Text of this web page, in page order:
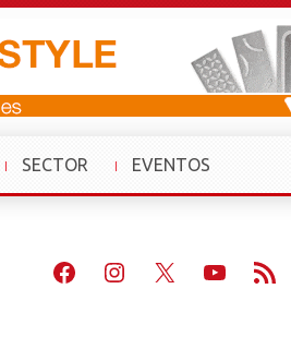
SECTOR
»
EVENTOS
»
Facebook
Instagram
X Youtube
Feed RSS